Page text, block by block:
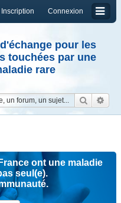
Connexion
Inscription
pour les
touchées par une
rare
ont une maladie
seul(e).